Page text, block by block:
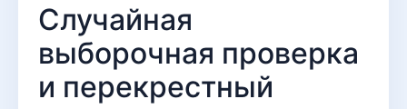
Случайная
выборочная проверка
и перекрестный